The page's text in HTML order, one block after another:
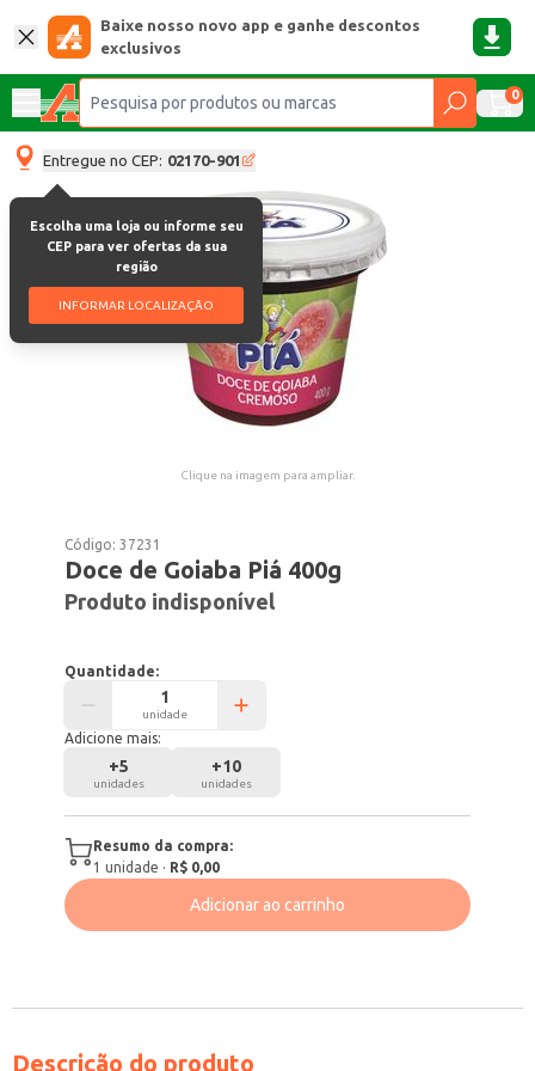
Baixe nosso novo app e ganhe descontos
exclusivos
0
Entregue no CEP: 02170-901
Escolha uma loja ou informe seu
CEP para ver ofertas da sua
região
INFORMAR LOCALIZAÇÃO
Clique na imagem para ampliar.
Código:37231
Doce de Goiaba Piá 400g
Produto indisponível
Quantidade:
unidade
Adicione mais:
+5
unidades
+10
unidades
Resumo da compra:
1 unidade · R$ 0,00
Adicionar ao carrinho
Descrição do produto